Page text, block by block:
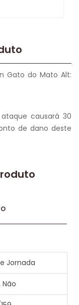
Gato do Mato Alt:
causará 30
de dano deste
Jornada
Não